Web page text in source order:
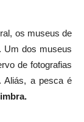
os museus de
Um dos museus
de fotografias
Aliás, a pesca é